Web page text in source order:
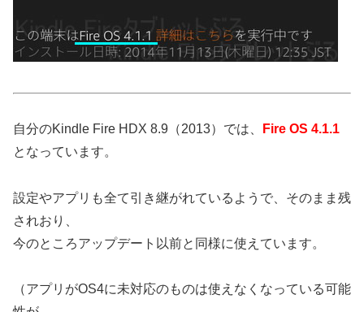
自分のKindle Fire HDX 8.9（2013）では、
Fire OS 4.1.1
となっています。
設定やアプリも全て引き継がれているようで、そのまま残
されおり、
今のところアップデート以前と同様に使えています。
（アプリがOS4に未対応のものは使えなくなっている可能